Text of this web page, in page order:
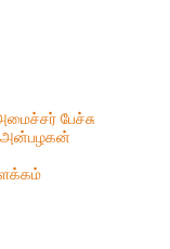
பேச்சு
அன்பழகன்